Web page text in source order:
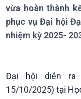
Giới thiệu
vừa hoàn thành
phục vụ Đại hội
nhiệm kỳ 2025-
Đại hội diễn ra
15/10/2025) tại